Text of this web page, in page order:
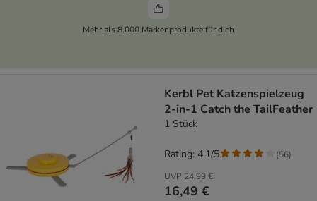
Mehr als 8.000 Markenprodukte für dich
Kerbl Pet Katzenspielzeug
2-in-1 Catch the TailFeather
1 Stück
UVP 24,99 €
16,49 €
Rating: 4.1/5 (56)